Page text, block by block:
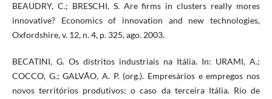
BEAUDRY, C.; BRESCHI, S. Are firms in clusters really mores
innovative? Economics of innovation and new technologies,
Oxfordshire, v. 12, n. 4, p. 325, ago. 2003.
BECATINI, G. Os distritos industriais na Itália. In: URAMI, A.;
COCCO, G.; GALVÃO, A. P. (org.). Empresários e empregos nos
novos territórios produtivos: o caso da terceira Itália. Rio de